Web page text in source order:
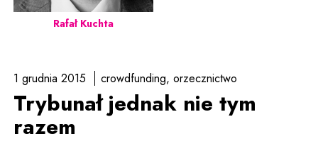
Rafał Kuchta
1 grudnia 2015 crowdfunding orzecznictwo
Trybunał jednak nie tym
razem